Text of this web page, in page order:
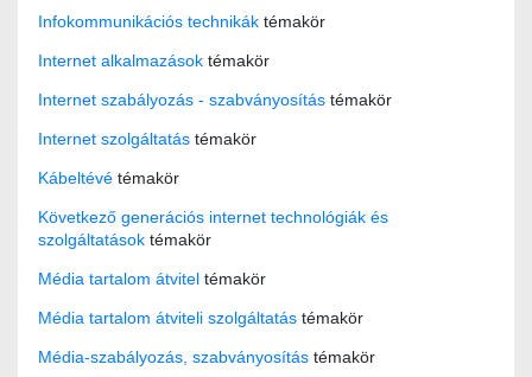
Infokommunikációs technikák témakör
Internet alkalmazások témakör
Internet szabályozás - szabványosítás témakör
Internet szolgáltatás témakör
Kábeltévé témakör
Következő generációs internet technológiák és
szolgáltatások témakör
Média tartalom átvitel témakör
Média tartalom átviteli szolgáltatás témakör
Média-szabályozás, szabványosítás témakör